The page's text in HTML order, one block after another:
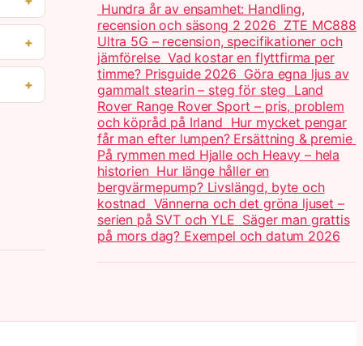
Hundra år av ensamhet: Handling,
recension och säsong 2 2026 ZTE MC888
Ultra 5G – recension, specifikationer och
jämförelse Vad kostar en flyttfirma per
timme? Prisguide 2026 Göra egna ljus av
gammalt stearin – steg för steg Land
Rover Range Rover Sport – pris, problem
och köpråd på Irland Hur mycket pengar
får man efter lumpen? Ersättning & premie
På rymmen med Hjalle och Heavy – hela
historien Hur länge håller en
bergvärmepump? Livslängd, byte och
kostnad Vännerna och det gröna ljuset –
serien på SVT och YLE Säger man grattis
på mors dag? Exempel och datum 2026